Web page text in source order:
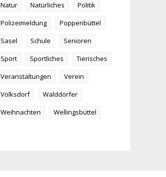
Natur
Natürliches
Politik
Polizeimeldung
Poppenbüttel
Sasel
Schule
Senioren
Sport
Sportliches
Tierisches
Veranstaltungen
Verein
Volksdorf
Walddörfer
Weihnachten
Wellingsbüttel